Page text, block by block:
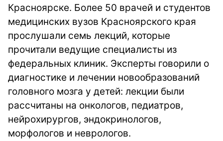
Красноярске. Более 50 врачей и студентов
медицинских вузов Красноярского края
прослушали семь лекций, которые
прочитали ведущие специалисты из
федеральных клиник. Эксперты говорили о
диагностике и лечении новообразований
головного мозга у детей: лекции были
рассчитаны на онкологов, педиатров,
нейрохирургов, эндокринологов,
морфологов и неврологов.